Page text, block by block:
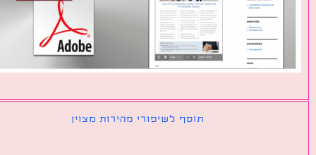
תוסף לשיפורי מהירות מצוין